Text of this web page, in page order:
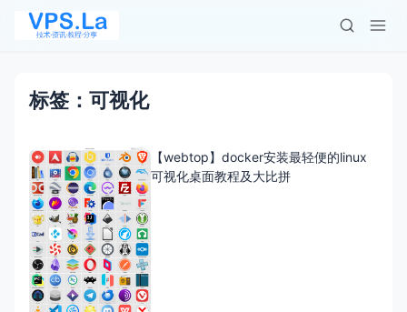
标签：可视化
【webtop】docker安装最轻便的linux
可视化桌面教程及大比拼